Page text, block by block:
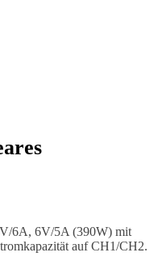
6A, 6V/5A (390W) mit
auf CH1/CH2.